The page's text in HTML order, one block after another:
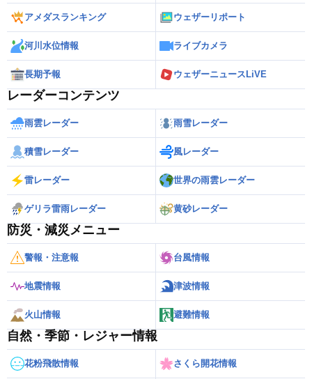
アメダスランキング ウェザーリポート
河川水位情報 ライブカメラ
長期予報 ウェザーニュースLiVE
レーダーコンテンツ
雨雲レーダー 雨雪レーダー
積雪レーダー 風レーダー
雷レーダー 世界の雨雲レーダー
ゲリラ雷雨レーダー 黄砂レーダー
防災・減災メニュー
警報・注意報 台風情報
地震情報 津波情報
火山情報 避難情報
自然・季節・レジャー情報
花粉飛散情報 さくら開花情報